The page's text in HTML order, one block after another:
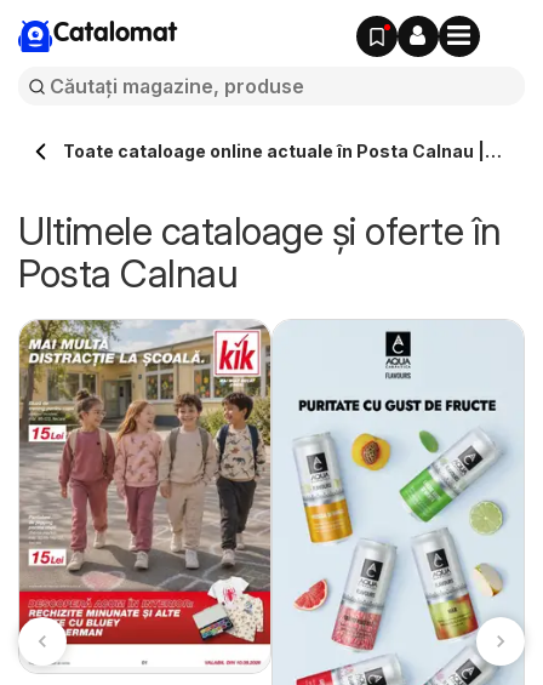
Catalomat
Toate cataloage online actuale în Posta Calnau |
Ultimele cataloage și oferte în
Posta Calnau